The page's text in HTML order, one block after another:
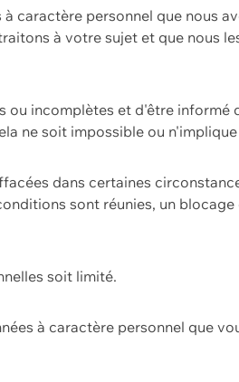
caractère personnel que nous
à votre sujet et que nous
incomplètes et d'être informé
ne soit impossible ou
dans certaines
sont réunies, un
soit limité.
à caractère personnel que